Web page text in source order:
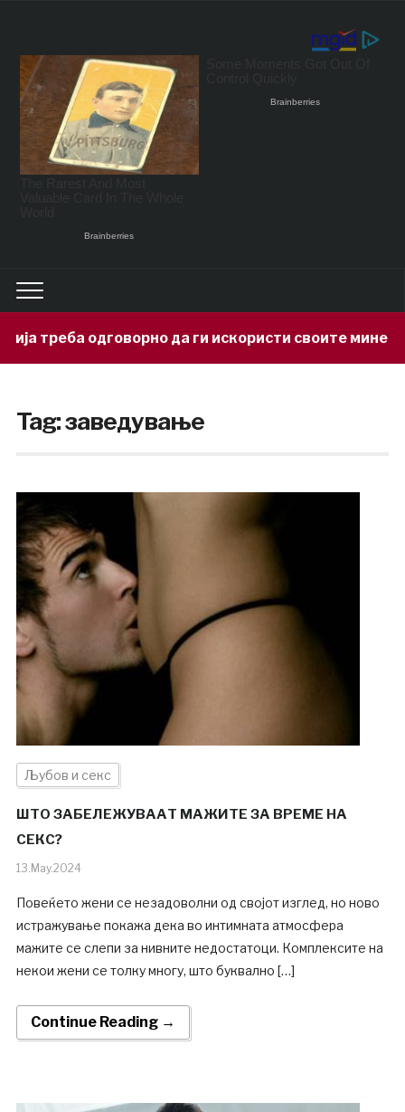
одговорно да ги искористи своите минерални
Tag:заведување
Љубов и секс
ШТО ЗАБЕЛЕЖУВААТ МАЖИТЕ ЗА ВРЕМЕ НА
СЕКС?
13.May.2024
Повеќето жени се незадоволни од својот изглед, но ново
истражување покажа дека во интимната атмосфера
мажите се слепи за нивните недостатоци. Комплексите на
некои жени се толку многу, што буквално […]
Continue Reading →